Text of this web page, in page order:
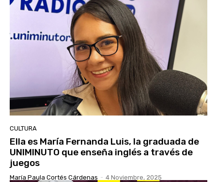
CULTURA
Ella es María Fernanda Luis, la graduada de
UNIMINUTO que enseña inglés a través de
juegos
María Paula Cortés Cárdenas - 4 Noviembre, 2025